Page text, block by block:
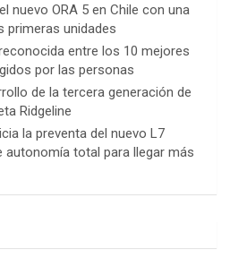
nuevo ORA 5 en Chile con una
primeras unidades
entre los 10 mejores
por las personas
de la tercera generación de
Ridgeline
la preventa del nuevo L7
autonomía total para llegar más